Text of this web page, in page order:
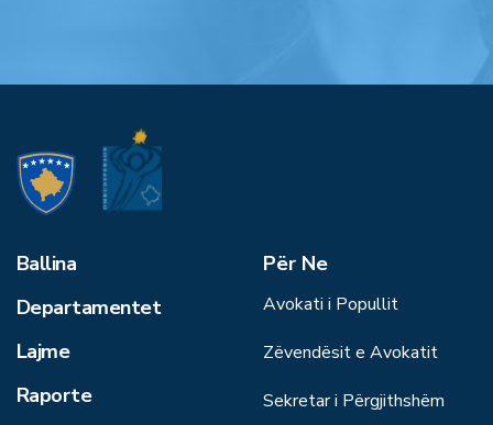
Ballina
Departamentet
Lajme
Raporte
Për Ne
Avokati i Popullit
Zëvendësit e Avokatit
Sekretar i Përgjithshëm